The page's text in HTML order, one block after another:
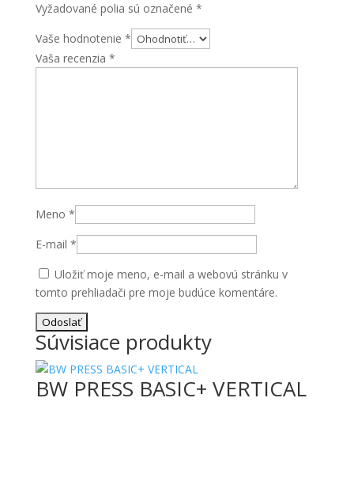
Vyžadované polia sú označené *
Vaše hodnotenie *
Vaša recenzia *
Meno *
E-mail *
Uložiť moje meno, e-mail a webovú stránku v
tomto prehliadači pre moje budúce komentáre.
Súvisiace produkty
BW PRESS BASIC+ VERTICAL